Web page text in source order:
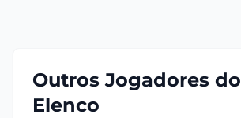
Outros Jogadores do
Elenco